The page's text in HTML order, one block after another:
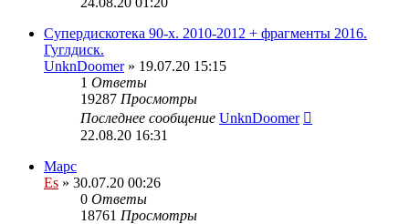
Супердискотека 90-х. 2010-2012 + фрагменты 2016.
Гуглдиск.
UnknDoomer» 19.07.20 15:15
1 Ответы
19287 Просмотры
Последнее сообщение UnknDoomer
22.08.20 16:31
Марс
Es » 30.07.20 00:26
0 Ответы
18761 Просмотры